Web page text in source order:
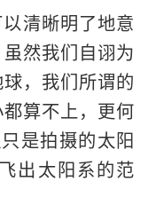
清晰明了地意
然我们自诩为
，我们所谓的
算不上，更何
是拍摄的太阳
出太阳系的范